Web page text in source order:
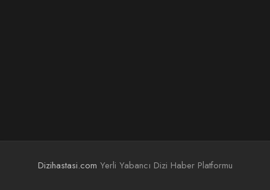
Dizihastasi.com Yerli Yabancı Dizi Haber Platformu